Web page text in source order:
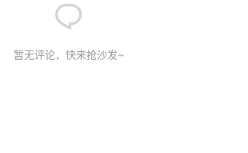
暂无评论，快来抢沙发~